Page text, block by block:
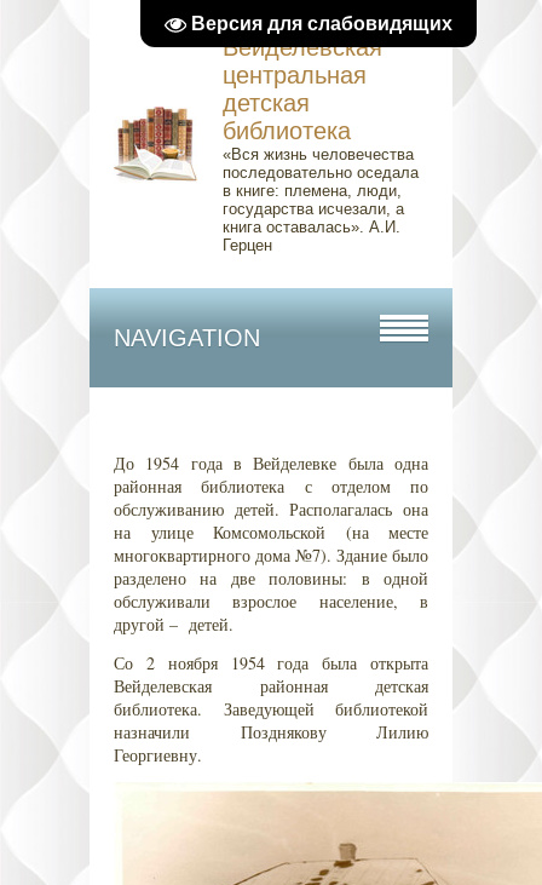
Версия для слабовидящих
Вейделевская
центральная
детская
библиотека
«Вся жизнь человечества
последовательно оседала
в книге: племена, люди,
государства исчезали, а
книга оставалась». А.И.
Герцен
NAVIGATION
До 1954 года в Вейделевке была одна
районная библиотека с отделом по
обслуживанию детей. Располагалась она
на улице Комсомольской (на месте
многоквартирного дома №7). Здание было
разделено на две половины: в одной
обслуживали взрослое население, в
другой – детей.
Со 2 ноября 1954 года была открыта
Вейделевская районная детская
библиотека. Заведующей библиотекой
назначили Позднякову Лилию
Георгиевну.